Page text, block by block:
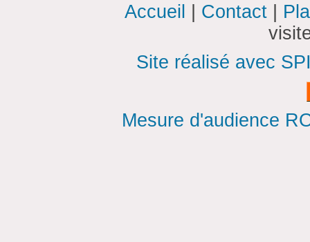
Accueil Contact
Site réalisé avec
Mesure d'audience